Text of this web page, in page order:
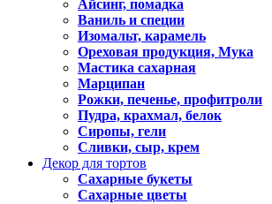
Айсинг, помадка
Ваниль и специи
Изомальт, карамель
Ореховая продукция, Мука
Мастика сахарная
Марципан
Рожки, печенье, профитроли
Пудра, крахмал, белок
Сиропы, гели
Сливки, сыр, крем
Декор для тортов
Сахарные букеты
Сахарные цветы